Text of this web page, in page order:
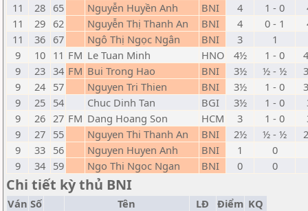
11
28 65 Nguyễn Huyền Anh BNI 4 1 - 0
11
29 62 Nguyễn Thị Thanh An BNI 4 0 - 1
11
36 67 Ngô Thị Ngọc Ngân BNI 3
1
9
10 11 FM Le Tuan Minh HNO 4½ 1 - 0
9
23 34 FM Bui Trong Hao BNI 3½ ½ - ½
9
24 57 Nguyen Tri Thien BNI 3½ 1 - 0
9
25 54 Chuc Dinh Tan BGI 3½ 1 - 0
9
26 27 FM Dang Hoang Son HCM 3 1 - 0
9
27 55 Nguyen Thi Thanh An BNI 2½ ½ - ½
9
33 56 Nguyen Huyen Anh BNI 1
0
9
34 59 Ngo Thi Ngoc Ngan BNI 0 0
Chi tiết kỳ thủ BNI
Ván Số Tên LĐ Điểm KQ